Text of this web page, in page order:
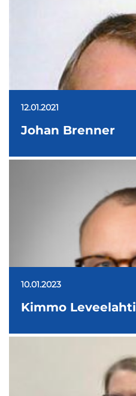
12.01.2021
Johan Brenner
10.01.2023
Kimmo Leveelahti